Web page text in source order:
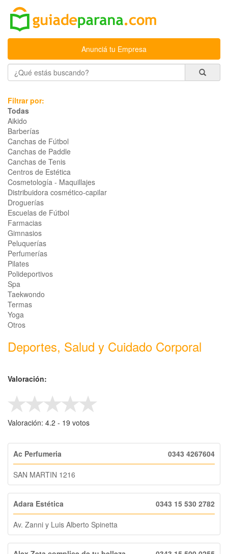
Anunciá tu Empresa
Filtrar por:
Todas
Aikido
Barberías
Canchas de Fútbol
Canchas de Paddle
Canchas de Tenis
Centros de Estética
Cosmetología - Maquillajes
Distribuidora cosmético-capilar
Droguerías
Escuelas de Fútbol
Farmacias
Gimnasios
Peluquerías
Perfumerías
Pilates
Polideportivos
Spa
Taekwondo
Termas
Yoga
Otros
Deportes, Salud y Cuidado Corporal
Valoración:
Valoración: 4.2 - ‎ 19 votos
Ac Perfumeria 0343 4267604
SAN MARTIN 1216
Adara Estética 0343 15 530 2782
Av. Zanni y Luis Alberto Spinetta